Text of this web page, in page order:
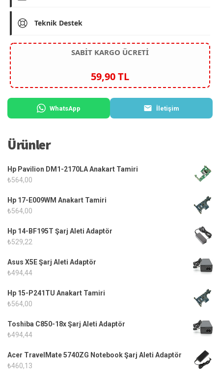
Teknik Destek
SABİT KARGO ÜCRETİ
59,90 TL
WhatsApp İletişim
Ürünler
Hp Pavilion DM1-2170LA Anakart Tamiri
₺564,00
Hp 17-E009WM Anakart Tamiri
₺564,00
Hp 14-BF195T Şarj Aleti Adaptör
₺529,22
Asus X5E Şarj Aleti Adaptör
₺494,44
Hp 15-P241TU Anakart Tamiri
₺564,00
Toshiba C850-18x Şarj Aleti Adaptör
₺494,44
Acer TravelMate 5740ZG Notebook Şarj Aleti Adaptör
₺460,13